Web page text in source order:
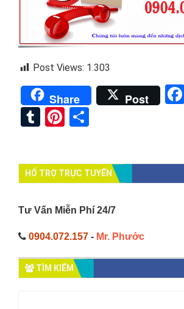
Post Views: 1.303
Share Post
TumblrPinterest
HỔ TRỢ TRỰC TUYẾN
Tư Vấn Miễn Phí 24/7
0904.072.157 - Mr. Phước
TÌM KIẾM